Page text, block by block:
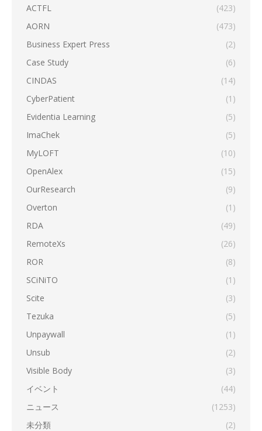
ACTFL
(423)
AORN
(473)
Business Expert Press
(2)
Case Study
(6)
CINDAS
(14)
CyberPatient
(1)
Evidentia Learning
(5)
ImaChek
(5)
MyLOFT
(10)
OpenAlex
(15)
OurResearch
(9)
Overton
(1)
RDA
(49)
RemoteXs
(26)
ROR
(8)
SCiNiTO
(1)
Scite
(3)
Tezuka
(5)
Unpaywall
(1)
Unsub
(2)
Visible Body
(3)
イベント
(44)
ニュース
(1253)
未分類
(2)